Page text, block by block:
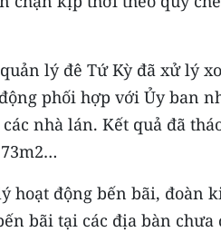
lý đê Tứ Kỳ đã xử lý
phối hợp với Ủy ban
nhà lán. Kết quả đã
hoạt động bến bãi, đoàn
bãi tại các địa bàn chưa